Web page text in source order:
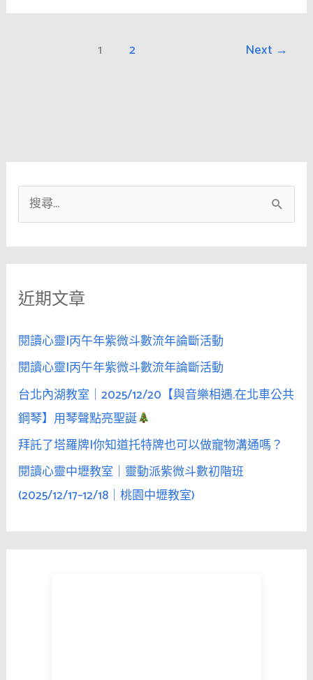
組
礎
文
不
急
救
你
一
定
知
#
雅
思
補
習
1 2 Next →
尋
關
字
近期文章
閱讀心靈|丙午年紫微斗數流年論斷活動
閱讀心靈|丙午年紫微斗數流年論斷活動
台北內湖教室｜2025/12/20【與音樂相遇.在北車公共
鋼琴】用琴聲點亮聖誕
拜託了塔羅牌|你知道托特牌也可以做寵物溝通嗎？
閱讀心靈中壢教室｜靈動派紫微斗數初階班
(2025/12/17–12/18｜桃園中壢教室)